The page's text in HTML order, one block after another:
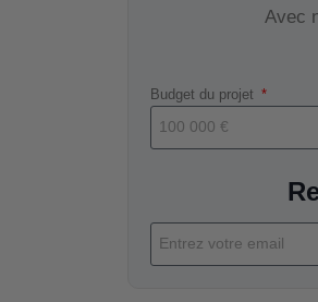
Avec
Budget du projet